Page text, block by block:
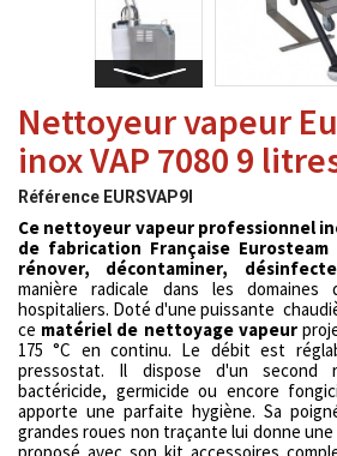
Nettoyeur vapeur
inox VAP 7080 9
Référence EURSVAP9I
Ce nettoyeur vapeur professionnel
de fabrication Française
rénover, décontaminer,
manière radicale dans les domaines
hospitaliers. Doté d'une puissante
ce matériel de nettoyage vapeur
175 °C en continu. Le débit est
pressostat. Il dispose d'un second
bactéricide, germicide ou encore
apporte une parfaite hygiène. Sa
grandes roues non traçante lui donne